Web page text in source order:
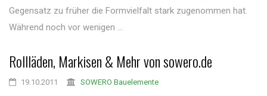
Gegensatz zu früher die Formvielfalt stark zugenommen hat.
Während noch vor wenigen ...
Rollläden, Markisen & Mehr von sowero.de
19.10.2011 SOWERO Bauelemente